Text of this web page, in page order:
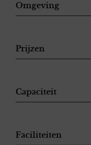
Omgeving
Prijzen
Capaciteit
Faciliteiten